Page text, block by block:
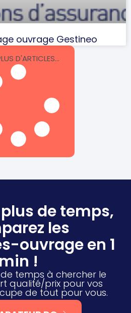
ouvrage Gestineo
D'ARTICLES...
de temps,
les
ouvrage en 1
min !
temps à chercher le
qualité/prix pour vos
de tout pour vous.